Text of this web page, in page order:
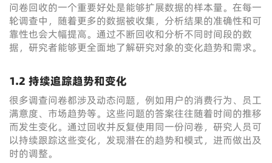
问卷回收的一个重要好处是能够扩展数据的样本量。在每一
轮调查中，随着更多的数据被收集，分析结果的准确性和可
靠性也会大幅提高。通过不断回收和分析不同时间段的数
据，研究者能够更全面地了解研究对象的变化趋势和需求。
1.2 持续追踪趋势和变化
很多调查问卷都涉及动态问题，例如用户的消费行为、员工
满意度、市场趋势等。这些问题的答案往往随着时间的推移
而发生变化。通过回收并反复使用同一份问卷，研究人员可
以持续跟踪这些变化，发现潜在的趋势和模式，进而做出及
时的调整。